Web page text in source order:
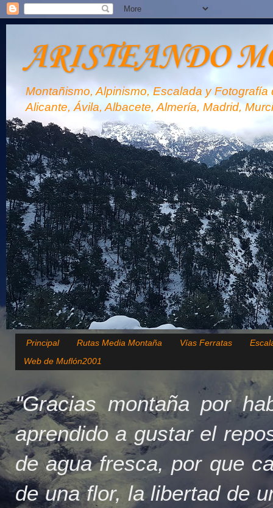
ARISTEANDO
Montañismo, Alpinismo, Escalada y
Alicante, Ávila, Albacete, Almería, Madrid,
Principal Rutas Media Montaña Vías Ferratas
Web de Muflón2001
"Gracias montaña por
aprendido a gustar el
de agua fresca, por que
de una flor, la libertad de